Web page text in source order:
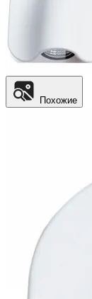
Похожие